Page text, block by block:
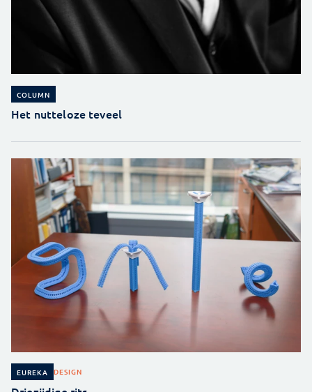
COLUMN
Het nutteloze teveel
EUREKA DESIGN